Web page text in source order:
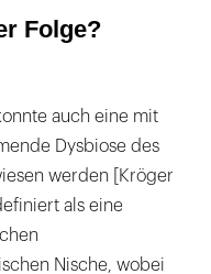
Folge?
auch eine mit
Dysbiose des
werden [Kröger
als eine
Nische, wobei